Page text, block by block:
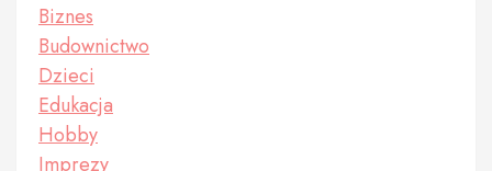
Biznes
Budownictwo
Dzieci
Edukacja
Hobby
Imprezy